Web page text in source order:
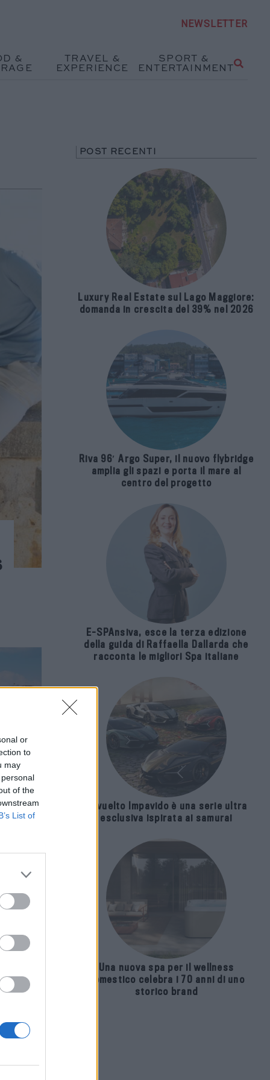
or
to
may
of the
List of
NEWSLETTER
&
TRAVEL &
EXPERIENCE
SPORT &
ENTERTAINMENT
POST RECENTI
Luxury Real Estate sul Lago Maggiore:
domanda in crescita del 39% nel 2026
Riva 96′ Argo Super, il nuovo flybridge
amplia gli spazi e porta il mare al
centro del progetto
E-SPAnsiva, esce la terza edizione
della guida di Raffaella Dallarda che
racconta le migliori Spa italiane
Revuelto Impavido è una serie ultra
esclusiva ispirata ai samurai
Una nuova spa per il wellness
domestico celebra i 70 anni di uno
storico brand